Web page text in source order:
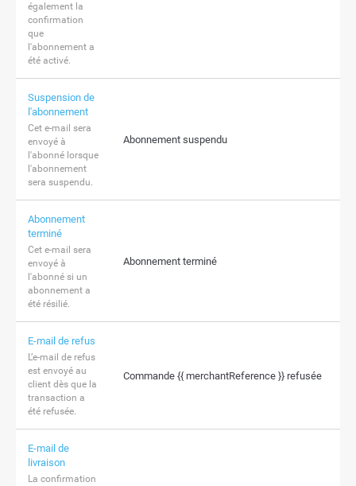
également la
confirmation
que
l'abonnement a
été activé.
Suspension de
l'abonnement
Cet e-mail sera
envoyé à
l'abonné lorsque
l'abonnement
sera suspendu.
Abonnement suspendu
Abonnement
terminé
Cet e-mail sera
envoyé à
l'abonné si un
abonnement a
été résilié.
Abonnement terminé
E-mail de refus
L’e-mail de refus
est envoyé au
client dès que la
transaction a
été refusée.
Commande {{ merchantReference }} refusée
E-mail de
livraison
La confirmation